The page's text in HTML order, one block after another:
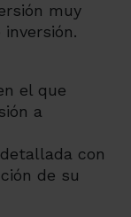
muy
el que
a
con
de su